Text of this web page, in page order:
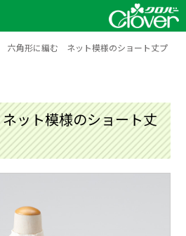
六角形に編む ネット模様のショート丈プ
ット模様のショート丈